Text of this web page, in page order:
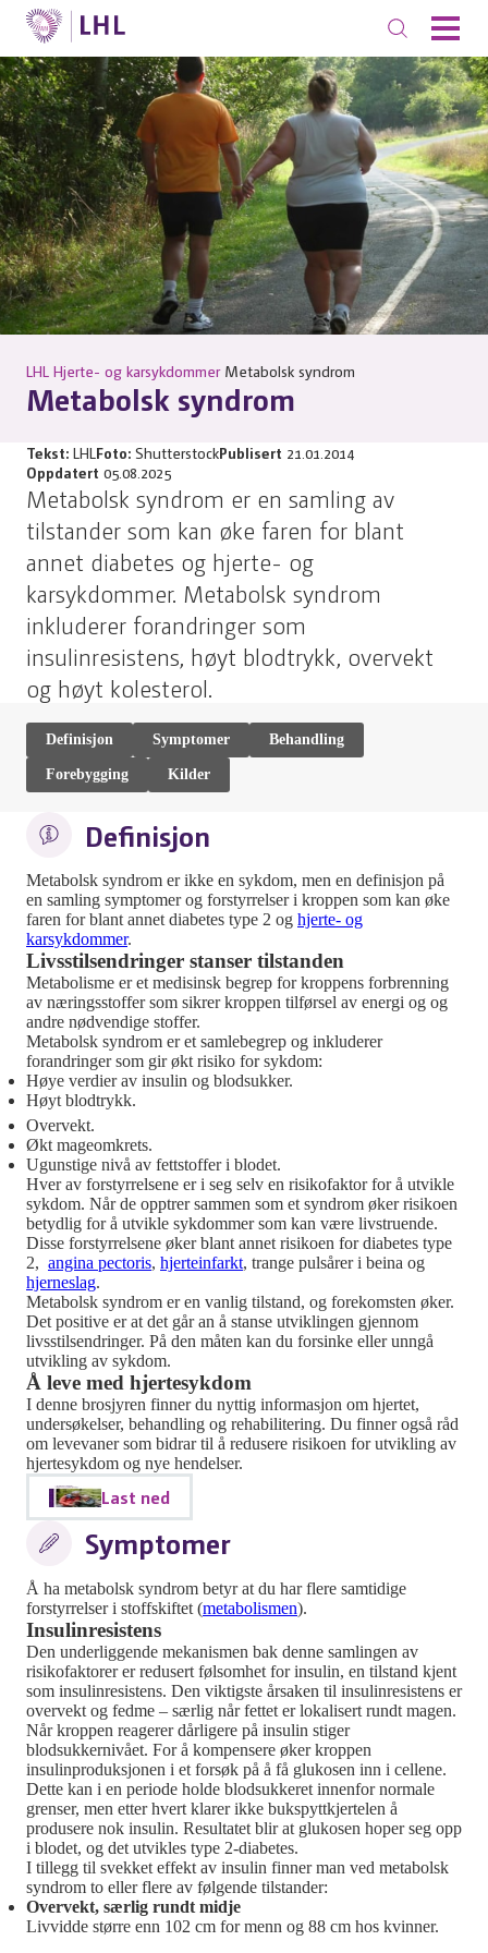
LHL Hjerte- og karsykdommer Metabolsk syndrom
Metabolsk syndrom
Tekst: LHL Foto: ShutterstockPublisert 21.01.2014
Oppdatert 05.08.2025
Metabolsk syndrom er en samling av
tilstander som kan øke faren for blant
annet diabetes og hjerte- og
karsykdommer. Metabolsk syndrom
inkluderer forandringer som
insulinresistens, høyt blodtrykk, overvekt
og høyt kolesterol.
Definisjon Symptomer Behandling
Forebygging Kilder
Definisjon
Metabolsk syndrom er ikke en sykdom, men en definisjon på
en samling symptomer og forstyrrelser i kroppen som kan øke
faren for blant annet diabetes type 2 og hjerte- og
karsykdommer.
Livsstilsendringer stanser tilstanden
Metabolisme er et medisinsk begrep for kroppens forbrenning
av næringsstoffer som sikrer kroppen tilførsel av energi og og
andre nødvendige stoffer.
Metabolsk syndrom er et samlebegrep og inkluderer
forandringer som gir økt risiko for sykdom:
Høye verdier av insulin og blodsukker.
Høyt blodtrykk.
Overvekt.
Økt mageomkrets.
Ugunstige nivå av fettstoffer i blodet.
Hver av forstyrrelsene er i seg selv en risikofaktor for å utvikle
sykdom. Når de opptrer sammen som et syndrom øker risikoen
betydlig for å utvikle sykdommer som kan være livstruende.
Disse forstyrrelsene øker blant annet risikoen for diabetes type
2, angina pectoris, hjerteinfarkt, trange pulsårer i beina og
hjerneslag.
Metabolsk syndrom er en vanlig tilstand, og forekomsten øker.
Det positive er at det går an å stanse utviklingen gjennom
livsstilsendringer. På den måten kan du forsinke eller unngå
utvikling av sykdom.
Å leve med hjertesykdom
I denne brosjyren finner du nyttig informasjon om hjertet,
undersøkelser, behandling og rehabilitering. Du finner også råd
om levevaner som bidrar til å redusere risikoen for utvikling av
hjertesykdom og nye hendelser.
Last ned
Symptomer
Å ha metabolsk syndrom betyr at du har flere samtidige
forstyrrelser i stoffskiftet (metabolismen).
Insulinresistens
Den underliggende mekanismen bak denne samlingen av
risikofaktorer er redusert følsomhet for insulin, en tilstand kjent
som insulinresistens. Den viktigste årsaken til insulinresistens er
overvekt og fedme – særlig når fettet er lokalisert rundt magen.
Når kroppen reagerer dårligere på insulin stiger
blodsukkernivået. For å kompensere øker kroppen
insulinproduksjonen i et forsøk på å få glukosen inn i cellene.
Dette kan i en periode holde blodsukkeret innenfor normale
grenser, men etter hvert klarer ikke bukspyttkjertelen å
produsere nok insulin. Resultatet blir at glukosen hoper seg opp
i blodet, og det utvikles type 2-diabetes.
I tillegg til svekket effekt av insulin finner man ved metabolsk
syndrom to eller flere av følgende tilstander:
Overvekt, særlig rundt midje
Livvidde større enn 102 cm for menn og 88 cm hos kvinner.